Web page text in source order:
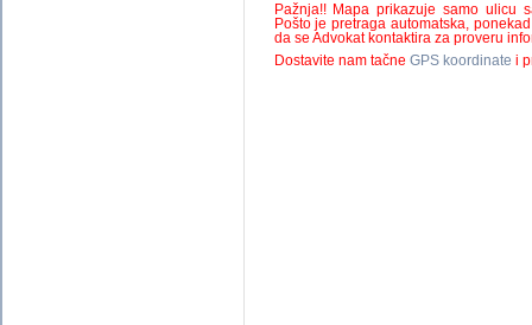
Pažnja!! Mapa prikazuje samo ulicu
Pošto je pretraga automatska,
da se Advokat kontaktira za proveru
Dostavite nam tačne GPS koordinate i